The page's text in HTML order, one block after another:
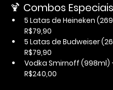
🍹 Combos
5 Latas de Heineken
R$79,90
5 Latas de Budweiser
R$79,90
Vodka Smirnoff (998ml)
R$240,00